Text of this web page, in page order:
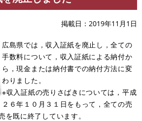
掲載日 2019年11月1日
広島県では，収入証紙を廃止し，全ての
手数料について，収入証紙による納付か
ら，現金または納付書での納付方法に変
わりました。
※収入証紙の売りさばきについては，平成
２６年１０月３１日をもって，全ての売
を既に終了しています。